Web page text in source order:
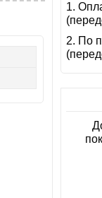
1.
2. По